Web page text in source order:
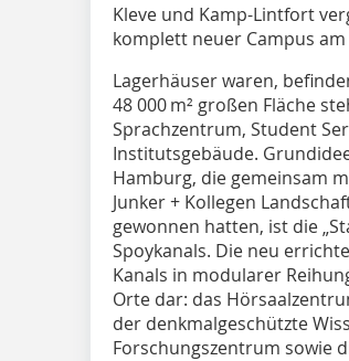
Kleve und Kamp-Lintfort
komplett neuer Campus
Lagerhäuser waren,
48 000 m² großen Fläche
Sprachzentrum, Student
Institutsgebäude.
Hamburg, die gemeinsam
Junker + Kollegen
gewonnen hatten, ist die
Spoykanals. Die neu
Kanals in modularer
Orte dar: das
der denkmalgeschützte
Forschungszentrum sowie